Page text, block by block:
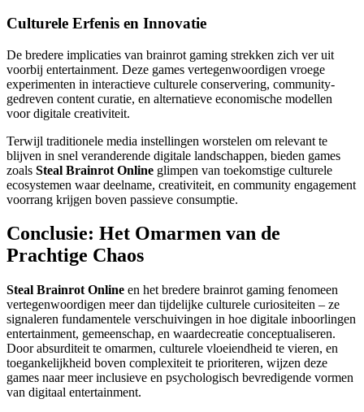
Culturele Erfenis en Innovatie
De bredere implicaties van brainrot gaming strekken zich ver uit
voorbij entertainment. Deze games vertegenwoordigen vroege
experimenten in interactieve culturele conservering, community-
gedreven content curatie, en alternatieve economische modellen
voor digitale creativiteit.
Terwijl traditionele media instellingen worstelen om relevant te
blijven in snel veranderende digitale landschappen, bieden games
zoals Steal Brainrot Online glimpen van toekomstige culturele
ecosystemen waar deelname, creativiteit, en community engagement
voorrang krijgen boven passieve consumptie.
Conclusie: Het Omarmen van de
Prachtige Chaos
Steal Brainrot Online en het bredere brainrot gaming fenomeen
vertegenwoordigen meer dan tijdelijke culturele curiositeiten – ze
signaleren fundamentele verschuivingen in hoe digitale inboorlingen
entertainment, gemeenschap, en waardecreatie conceptualiseren.
Door absurditeit te omarmen, culturele vloeiendheid te vieren, en
toegankelijkheid boven complexiteit te prioriteren, wijzen deze
games naar meer inclusieve en psychologisch bevredigende vormen
van digitaal entertainment.